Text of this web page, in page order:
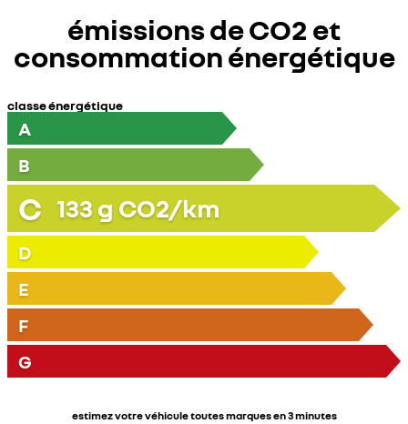
émissions de CO2 et
consommation énergétique
classe énergétique
A
B
C 133 g CO2/km
D
E
F
G
estimez votre véhicule toutes marques en 3 minutes